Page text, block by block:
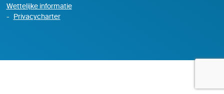
Wettelijke informatie
Privacycharter